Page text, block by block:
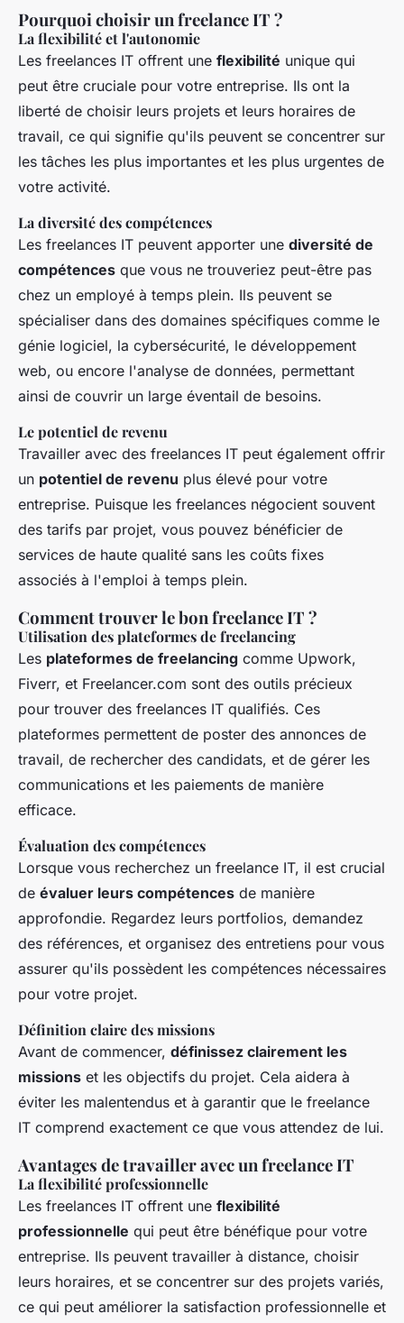
Pourquoi choisir un freelance IT ?
La flexibilité et l'autonomie
Les freelances IT offrent une flexibilité unique qui
peut être cruciale pour votre entreprise. Ils ont la
liberté de choisir leurs projets et leurs horaires de
travail, ce qui signifie qu'ils peuvent se concentrer sur
les tâches les plus importantes et les plus urgentes de
votre activité.
La diversité des compétences
Les freelances IT peuvent apporter une diversité de
compétences que vous ne trouveriez peut-être pas
chez un employé à temps plein. Ils peuvent se
spécialiser dans des domaines spécifiques comme le
génie logiciel, la cybersécurité, le développement
web, ou encore l'analyse de données, permettant
ainsi de couvrir un large éventail de besoins.
Le potentiel de revenu
Travailler avec des freelances IT peut également offrir
un potentiel de revenu plus élevé pour votre
entreprise. Puisque les freelances négocient souvent
des tarifs par projet, vous pouvez bénéficier de
services de haute qualité sans les coûts fixes
associés à l'emploi à temps plein.
Comment trouver le bon freelance IT ?
Utilisation des plateformes de freelancing
Les plateformes de freelancing comme Upwork,
Fiverr, et Freelancer.com sont des outils précieux
pour trouver des freelances IT qualifiés. Ces
plateformes permettent de poster des annonces de
travail, de rechercher des candidats, et de gérer les
communications et les paiements de manière
efficace.
Évaluation des compétences
Lorsque vous recherchez un freelance IT, il est crucial
de évaluer leurs compétences de manière
approfondie. Regardez leurs portfolios, demandez
des références, et organisez des entretiens pour vous
assurer qu'ils possèdent les compétences nécessaires
pour votre projet.
Définition claire des missions
Avant de commencer, définissez clairement les
missions et les objectifs du projet. Cela aidera à
éviter les malentendus et à garantir que le freelance
IT comprend exactement ce que vous attendez de lui.
Avantages de travailler avec un freelance IT
La flexibilité professionnelle
Les freelances IT offrent une flexibilité
professionnelle qui peut être bénéfique pour votre
entreprise. Ils peuvent travailler à distance, choisir
leurs horaires, et se concentrer sur des projets variés,
ce qui peut améliorer la satisfaction professionnelle et